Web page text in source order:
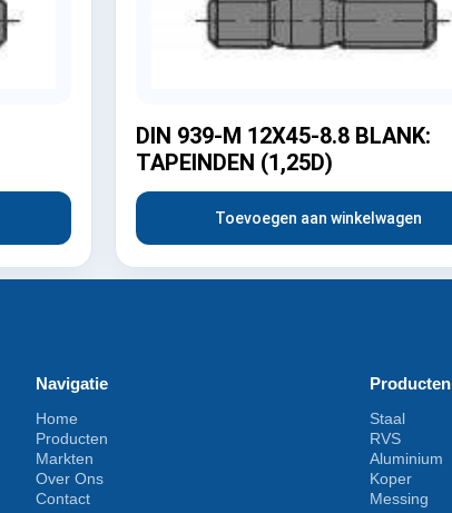
DIN 939-M 12X45-8.8 BLANK:
TAPEINDEN (1,25D)
Toevoegen aan winkelwagen
Navigatie
Home
Producten
Markten
Over Ons
Contact
Producten
Staal
RVS
Aluminium
Koper
Messing